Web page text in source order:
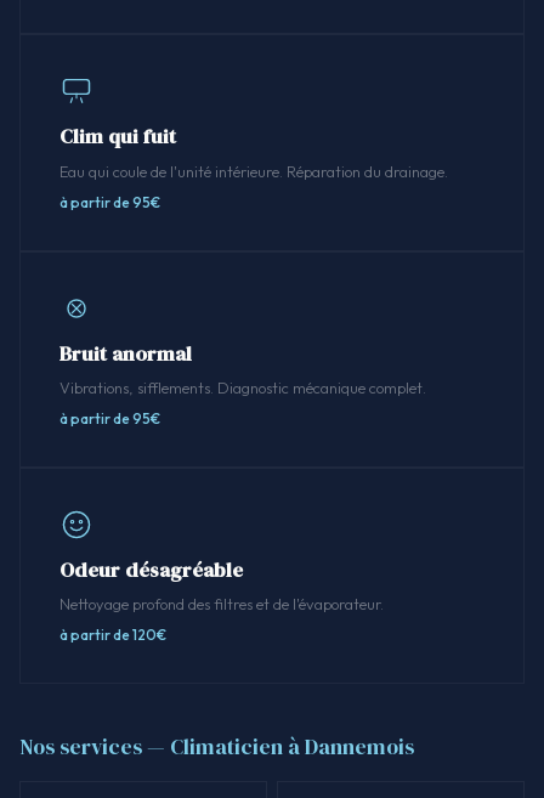
Clim qui fuit
Eau qui coule de l'unité intérieure. Réparation du drainage.
à partir de 95€
Bruit anormal
Vibrations, sifflements. Diagnostic mécanique complet.
à partir de 95€
Odeur désagréable
Nettoyage profond des filtres et de l'évaporateur.
à partir de 120€
Nos services — Climaticien à Dannemois